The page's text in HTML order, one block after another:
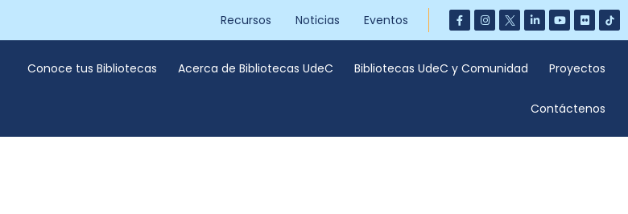
Recursos Noticias Eventos
Conoce tus Bibliotecas Acerca de Bibliotecas UdeC Bibliotecas UdeC y Comunidad Proyectos
Contáctenos